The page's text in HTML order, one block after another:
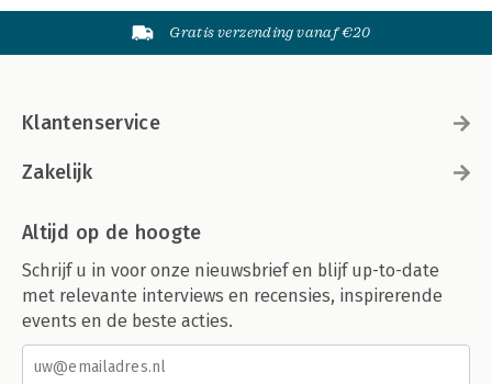
Gratis verzending vanaf €20
Klantenservice
Zakelijk
Altijd op de hoogte
Schrijf u in voor onze nieuwsbrief en blijf up-to-date
met relevante interviews en recensies, inspirerende
events en de beste acties.